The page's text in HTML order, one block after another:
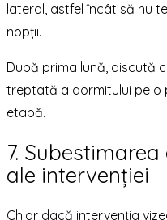
lateral, astfel încât să nu
nopții.
După prima lună, discută
treptată a dormitului pe o
etapă.
7.
ale intervenției
Chiar dacă intervenția